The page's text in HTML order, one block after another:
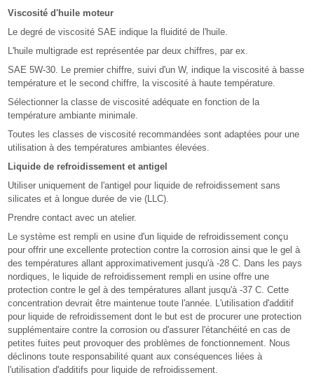
Viscosité d'huile moteur
Le degré de viscosité SAE indique la fluidité de l'huile.
L'huile multigrade est représentée par deux chiffres, par ex.
SAE 5W-30. Le premier chiffre, suivi d'un W, indique la viscosité à basse
température et le second chiffre, la viscosité à haute température.
Sélectionner la classe de viscosité adéquate en fonction de la
température ambiante minimale.
Toutes les classes de viscosité recommandées sont adaptées pour une
utilisation à des températures ambiantes élevées.
Liquide de refroidissement et antigel
Utiliser uniquement de l'antigel pour liquide de refroidissement sans
silicates et à longue durée de vie (LLC).
Prendre contact avec un atelier.
Le système est rempli en usine d'un liquide de refroidissement conçu
pour offrir une excellente protection contre la corrosion ainsi que le gel à
des températures allant approximativement jusqu'à -28 C. Dans les pays
nordiques, le liquide de refroidissement rempli en usine offre une
protection contre le gel à des températures allant jusqu'à -37 C. Cette
concentration devrait être maintenue toute l'année. L'utilisation d'additif
pour liquide de refroidissement dont le but est de procurer une protection
supplémentaire contre la corrosion ou d'assurer l'étanchéité en cas de
petites fuites peut provoquer des problèmes de fonctionnement. Nous
déclinons toute responsabilité quant aux conséquences liées à
l'utilisation d'additifs pour liquide de refroidissement.